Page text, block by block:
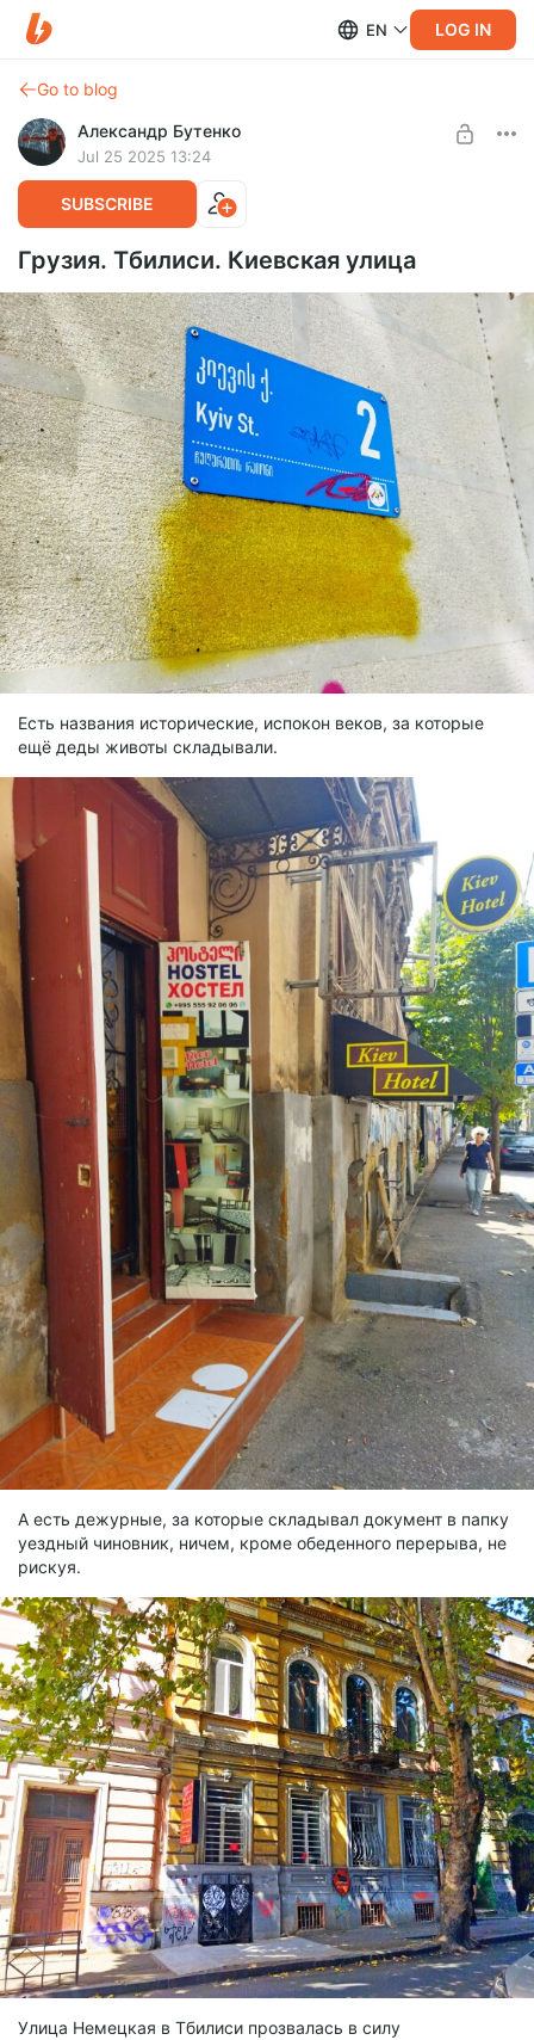
EN LOG IN
Go to blog
Александр Бутенко
Jul 25 2025 13:24
SUBSCRIBE
Грузия. Тбилиси. Киевская улица
Есть названия исторические, испокон веков, за которые
ещё деды животы складывали.
А есть дежурные, за которые складывал документ в папку
уездный чиновник, ничем, кроме обеденного перерыва, не
рискуя.
Улица Немецкая в Тбилиси прозвалась в силу